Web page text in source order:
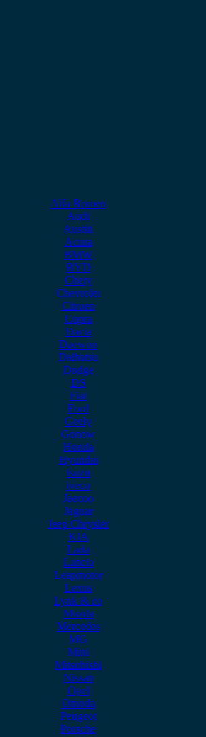
Alfa Romeo
Audi
Austin
Acura
BMW
BYD
Chery
Chevrolet
Citroen
Cupra
Dacia
Daewoo
Daihatsu
Dodge
DS
Fiat
Ford
Geely
Gonow
Honda
Hyundai
Isuzu
iveco
Jaecoo
Jaguar
Jeep Chrysler
KIA
Lada
Lancia
Leapmotor
Lexus
Lynk & co
Mazda
Mercedes
MG
Mini
Mitsubishi
Nissan
Opel
Omoda
Peugeot
Porsche